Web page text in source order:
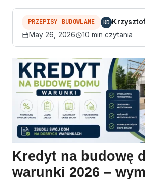
PRZEPISY BUDOWLANE KD
May 26, 2026
10 min czytania
Kredyt na budowę
warunki 2026 –